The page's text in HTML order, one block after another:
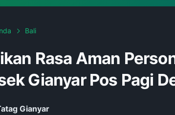
Bali
Rasa Aman
Gianyar Pos Pagi
Gianyar